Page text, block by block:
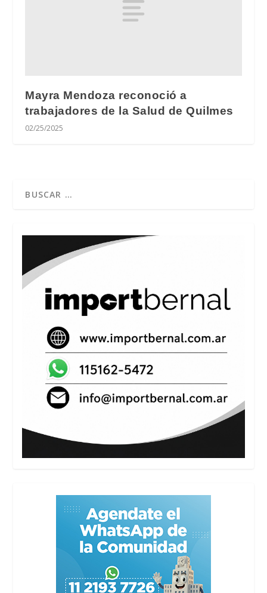
Mayra Mendoza reconoció a
trabajadores de la Salud de Quilmes
02/25/2025